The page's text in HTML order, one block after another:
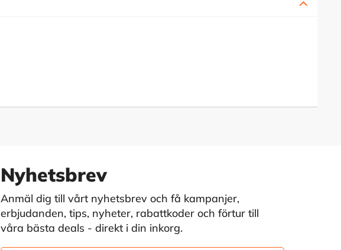
Nyhetsbrev
Anmäl dig till vårt nyhetsbrev och få kampanjer,
erbjudanden, tips, nyheter, rabattkoder och förtur till
våra bästa deals - direkt i din inkorg.